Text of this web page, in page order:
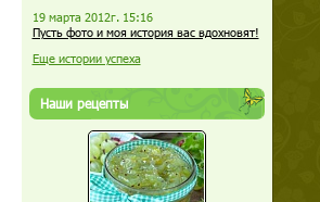
19 марта 2012г. 15:16
Пусть фото и моя история вас вдохновят!
Еще истории успеха
Наши рецепты